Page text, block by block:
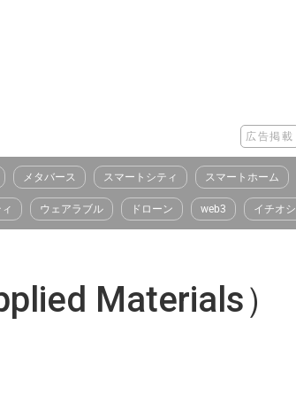
広告掲載
メタバース スマートシティ スマートホーム
ウェアラブル ドローン web3 イチオシ
Materials）